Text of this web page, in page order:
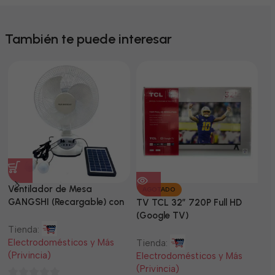
También te puede interesar
Ventilador de Mesa
GANGSHI (Recargable) con
Tienda:
Electrodomésticos y Más
(Privincia)
AGOTADO
TV TCL 32” 720P Full HD
(Google TV)
Tienda:
Electrodomésticos y Más
(Privincia)